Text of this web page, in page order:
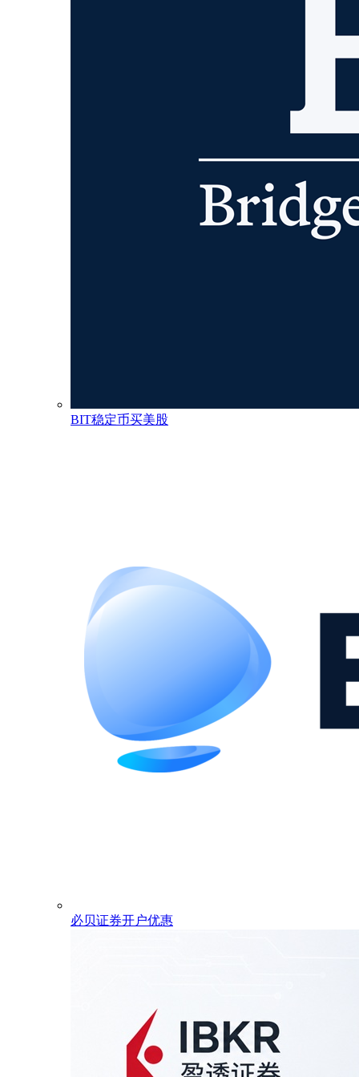
BIT稳定币买美股
必贝证券开户优惠